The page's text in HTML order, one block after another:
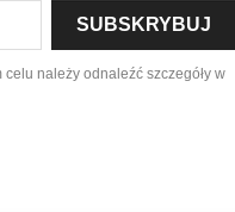
należy odnaleźć szczegóły w